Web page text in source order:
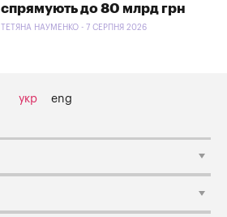
спрямують до 80 млрд грн
ТЕТЯНА НАУМЕНКО - 7 СЕРПНЯ 2026
укр eng